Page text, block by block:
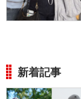
新着記事